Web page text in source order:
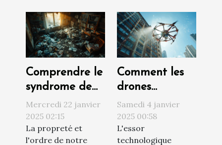
Comprendre le
syndrome de
Diogène et ses
impacts sur
l'habitat
Mercredi 22 janvier
2025 02:15
La propreté et
l'ordre de notre
Comment les
drones
révolutionnent
le nettoyage
extérieur des
Samedi 4 janvier
2025 00:58
L'essor
technologique